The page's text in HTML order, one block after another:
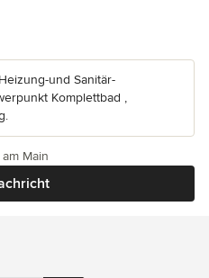
und Sanitär-
Komplettbad ,
Main